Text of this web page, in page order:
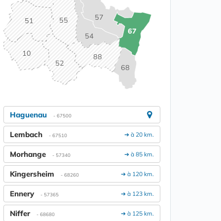
10
51
52
54
55 57
67
68
88
Haguenau - 67500
➔ à 20 km.
Lembach - 67510
➔ à 85 km.
Morhange - 57340
➔ à 120 km.
Kingersheim - 68260
➔ à 123 km.
Ennery - 57365
➔ à 125 km.
Niffer - 68680